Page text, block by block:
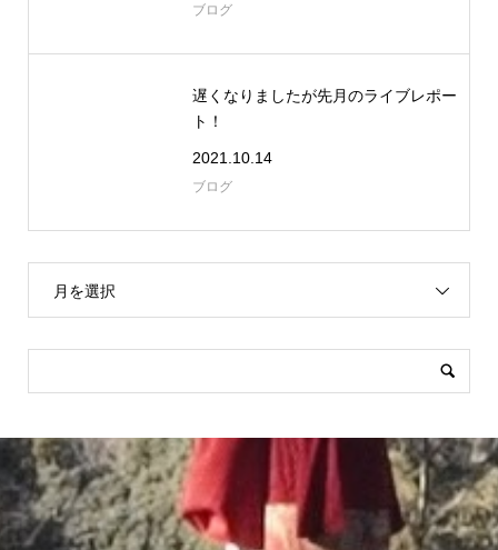
ブログ
遅くなりましたが先月のライブレポー
ト！
2021.10.14
ブログ
月を選択